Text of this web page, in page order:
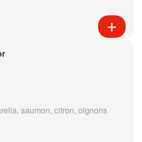
saumon, citron, oignons